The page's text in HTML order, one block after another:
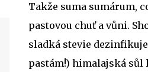
Takže suma sumárum,
pastovou chuť a vůni.
sladká stevie
pastám!) himalajská